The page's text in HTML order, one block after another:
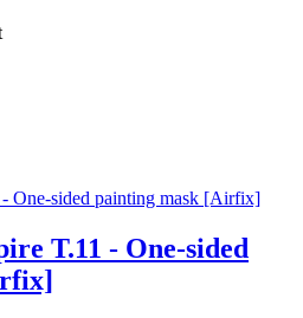
T.11 - One-sided